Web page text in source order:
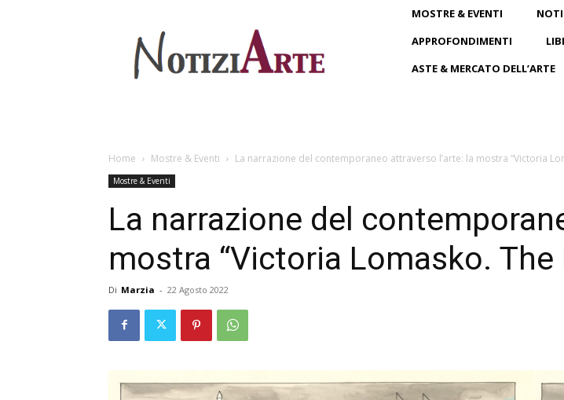
MOSTRE & EVENTI
APPROFONDIMENTI
ASTE & MERCATO DELL’ARTE
Home Mostre & Eventi La narrazione del contemporaneo attraverso l’arte: la mostra “Victoria
Mostre & Eventi
La narrazione del
mostra “Victoria Lomasko.
Di Marzia - 22 Agosto 2022